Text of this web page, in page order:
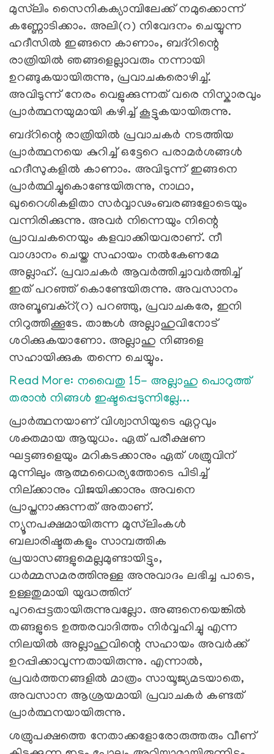
മുസ്‍ലിം സൈനികക്യാമ്പിലേക്ക് നമുക്കൊന്ന്
കണ്ണോടിക്കാം. അലി(റ) നിവേദനം ചെയ്യുന്ന
ഹദീസില്‍ ഇങ്ങനെ കാണാം, ബദ്റിന്റെ
രാത്രിയില്‍ ഞങ്ങളെല്ലാവരും നന്നായി
ഉറങ്ങുകയായിരുന്നു, പ്രവാചകരൊഴിച്ച്.
അവിടുന്ന് നേരം വെളുക്കുന്നത് വരെ നിസ്കാരവും
പ്രാര്‍ത്ഥനയുമായി കഴിച്ച് കൂട്ടുകയായിരുന്നു.
ബദ്റിന്റെ രാത്രിയില്‍ പ്രവാചകര്‍ നടത്തിയ
പ്രാര്‍ത്ഥനയെ കുറിച്ച് ഒട്ടേറെ പരാമര്‍ശങ്ങള്‍
ഹദീസുകളില്‍ കാണാം. അവിടുന്ന് ഇങ്ങനെ
പ്രാര്‍ത്ഥിച്ചുകൊണ്ടേയിരുന്നു, നാഥാ,
ഖുറൈശികളിതാ സര്‍വ്വാഢംബരങ്ങളോടെയും
വന്നിരിക്കുന്നു. അവര്‍ നിന്നെയും നിന്റെ
പ്രാവചകനെയും കളവാക്കിയവരാണ്. നീ
വാഗ്ദാനം ചെയ്ത സഹായം നല്‍കേണമേ
അല്ലാഹ്. പ്രവാചകര്‍ ആവര്‍ത്തിച്ചാവര്‍ത്തിച്ച്
ഇത് പറഞ്ഞ് കൊണ്ടേയിരുന്നു. അവസാനം
അബൂബക്റ്(റ) പറഞ്ഞു, പ്രവാചകരേ, ഇനി
നിറുത്തിക്കൂടേ. താങ്കള്‍ അല്ലാഹുവിനോട്
ശഠിക്കുകയാണോ. അല്ലാഹു നിങ്ങളെ
സഹായിക്കുക തന്നെ ചെയ്യും.
Read More: നവൈതു 15- അല്ലാഹു പൊറുത്ത്
തരാന്‍ നിങ്ങള്‍ ഇഷ്ടപ്പെടുന്നില്ലേ...
പ്രാര്‍ത്ഥനയാണ് വിശ്വാസിയുടെ ഏറ്റവും
ശക്തമായ ആയുധം. ഏത് പരീക്ഷണ
ഘട്ടങ്ങളെയും മറികടക്കാനും ഏത് ശത്രുവിന്
മുന്നിലും ആത്മധൈര്യത്തോടെ പിടിച്ച്
നില്ക്കാനും വിജയിക്കാനും അവനെ
പ്രാപ്തനാക്കുന്നത് അതാണ്.
ന്യൂനപക്ഷമായിരുന്ന മുസ്‍ലിംകള്‍
ബലാരിഷ്ടതകളും സാമ്പത്തിക
പ്രയാസങ്ങളുമെല്ലമുണ്ടായിട്ടും,
ധര്‍മ്മസമരത്തിനുള്ള അനുവാദം ലഭിച്ച പാടെ,
ഉള്ളതുമായി യുദ്ധത്തിന്
പുറപ്പെട്ടതായിരുന്നുവല്ലോ. അങ്ങനെയെങ്കില്‍
തങ്ങളുടെ ഉത്തരവാദിത്തം നിര്‍വ്വഹിച്ചു എന്ന
നിലയില്‍ അല്ലാഹുവിന്റെ സഹായം അവര്‍ക്ക്
ഉറപ്പിക്കാവുന്നതായിരുന്നു. എന്നാല്‍,
പ്രവര്‍ത്തനങ്ങളില്‍ മാത്രം സായൂജ്യമടയാതെ,
അവസാന ആശ്രയമായി പ്രവാചകര്‍ കണ്ടത്
പ്രാര്‍ത്ഥനയായിരുന്നു.
ശത്രുപക്ഷത്തെ നേതാക്കളോരോരുത്തരും വീണ്